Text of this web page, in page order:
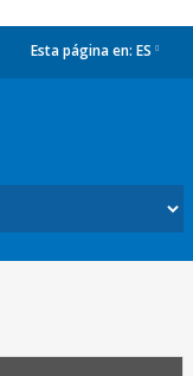
Esta página en: ES